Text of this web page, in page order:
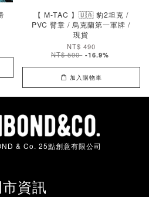
【 M-TAC 】🇺🇦 豹2坦克 /
PVC 臂章 / 烏克蘭第一軍牌 /
現貨
NT$ 490
NT$ 590 -16.9%
加入購物車
& Co. 25點創意有限公司
資訊